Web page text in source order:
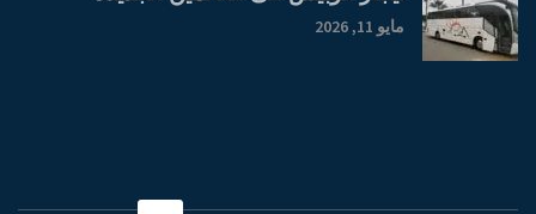
مايو 11, 2026